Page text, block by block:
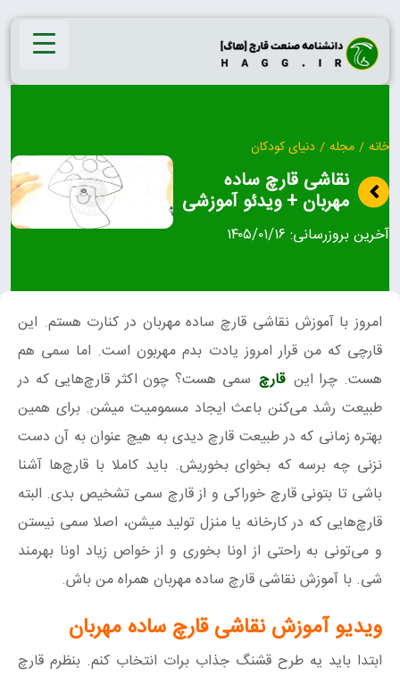
Skip
content
خانه / مجله / دنیای کودکان
نقاشی قارچ ساده
مهربان + ویدئو آموزشی
آخرین بروزرسانی: ۱۴۰۵/۰۱/۱۶
امروز با آموزش نقاشی قارچ ساده مهربان در کنارت هستم. این
قارچی که من قرار امروز یادت بدم مهربون است. اما سمی هم
هست. چرا این قارچ سمی هست؟ چون اکثر قارچ‌هایی که در
طبیعت رشد می‌کنن باعث ایجاد مسمومیت میشن. برای همین
بهتره زمانی که در طبیعت قارچ دیدی به هیچ عنوان به آن دست
نزنی چه برسه که بخوای بخوریش. باید کاملا با قارچ‌ها آشنا
باشی تا بتونی قارچ خوراکی و از قارچ سمی تشخیص بدی. البته
قارچ‌هایی که در کارخانه یا منزل تولید میشن، اصلا سمی نیستن
و می‌تونی به راحتی از اونا بخوری و از خواص زیاد اونا بهرمند
شی. با آموزش نقاشی قارچ ساده مهربان همراه من باش.
ویدیو آموزش نقاشی قارچ ساده مهربان
ابتدا باید یه طرح قشنگ جذاب برات انتخاب کنم. بنظرم قارچ